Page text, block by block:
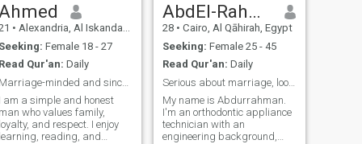
• Alexandria, Al Iskandarīyah, Egypt
Seeking: Female 18 - 27
Read Qur'an: Daily
Marriage-minded and sincere
I am a simple and honest
man who values family,
loyalty, and respect. I enjoy
learning, reading, and
AbdEl-Rahman
28 • Cairo, Al Qāhirah, Egypt
Seeking: Female 25 - 45
Read Qur'an: Daily
Serious about marriage, looking for a sincere life
My name is Abdurrahman.
I'm an orthodontic appliance
technician with an
engineering background,